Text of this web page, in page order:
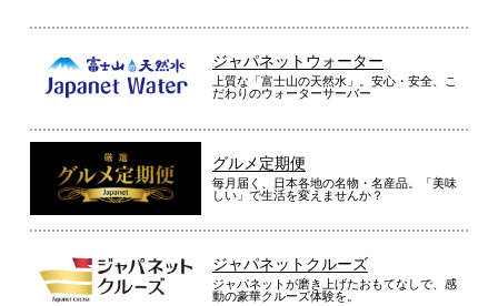
ジャパネットウォーター
上質な「富士山の天然水」。安心・安全、こ
だわりのウォーターサーバー
グルメ定期便
毎月届く、日本各地の名物・名産品。「美味
しい」で生活を変えませんか？
ジャパネットクルーズ
ジャパネットが磨き上げたおもてなしで、感
動の豪華クルーズ体験を。